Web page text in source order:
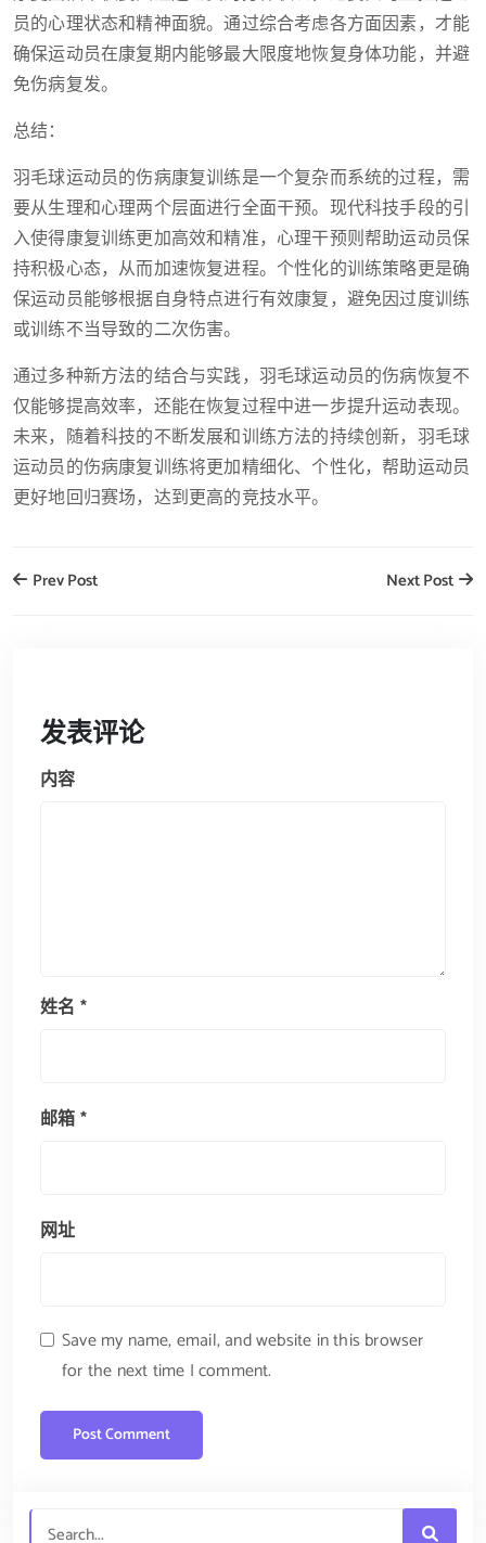
员的心理状态和精神面貌。通过综合考虑各方面因素，才能
确保运动员在康复期内能够最大限度地恢复身体功能，并避
免伤病复发。
总结：
羽毛球运动员的伤病康复训练是一个复杂而系统的过程，需
要从生理和心理两个层面进行全面干预。现代科技手段的引
入使得康复训练更加高效和精准，心理干预则帮助运动员保
持积极心态，从而加速恢复进程。个性化的训练策略更是确
保运动员能够根据自身特点进行有效康复，避免因过度训练
或训练不当导致的二次伤害。
通过多种新方法的结合与实践，羽毛球运动员的伤病恢复不
仅能够提高效率，还能在恢复过程中进一步提升运动表现。
未来，随着科技的不断发展和训练方法的持续创新，羽毛球
运动员的伤病康复训练将更加精细化、个性化，帮助运动员
更好地回归赛场，达到更高的竞技水平。
Prev Post Next Post
发表评论
内容
姓名 *
邮箱*
网址
Save my name, email, and website in this browser
for the next time I comment.